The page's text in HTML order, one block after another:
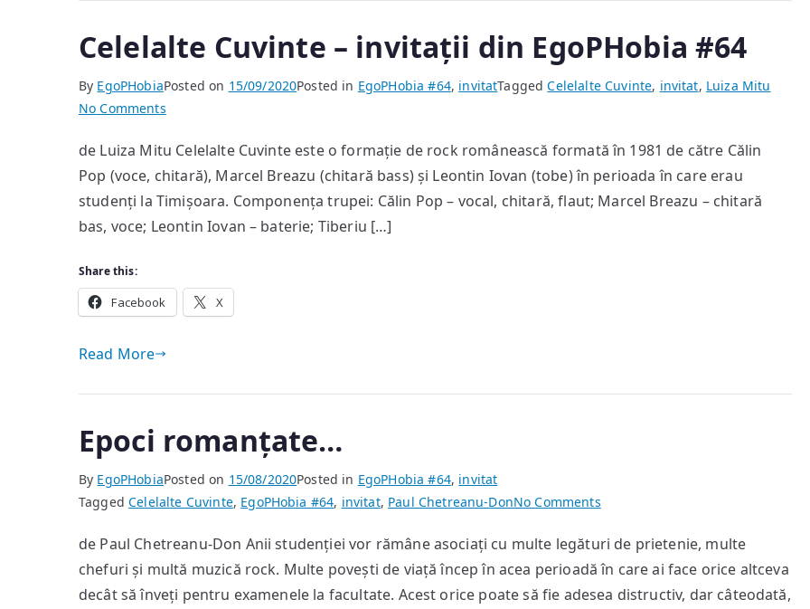
care
intersectau
căutând
simfonia
devenirii
Celelalte Cuvinte – invitații din EgoPHobia #64
By EgoPHobiaPosted on 15/09/2020Posted in EgoPHobia #64, invitatTaggedCelelalte Cuvinte, invitat, Luiza Mitu
No Commentson
Cuvinte
–
invitații
din
de Luiza Mitu Celelalte Cuvinte este o formație de rock românească formată în 1981 de către Călin
Pop (voce, chitară), Marcel Breazu (chitară bass) și Leontin Iovan (tobe) în perioada în care erau
studenți la Timișoara. Componența trupei: Călin Pop – vocal, chitară, flaut; Marcel Breazu – chitară
bas, voce; Leontin Iovan – baterie; Tiberiu […]
Share this:
Facebook X
Read More
Epoci romanțate…
By EgoPHobiaPosted on 15/08/2020Posted in EgoPHobia #64, invitat
TaggedCelelalte Cuvinte, EgoPHobia #64, invitat, Paul Chetreanu-DonNo Commentson
romanțate…
de Paul Chetreanu-Don Anii studenției vor rămâne asociați cu multe legături de prietenie, multe
chefuri și multă muzică rock. Multe povești de viață încep în acea perioadă în care ai face orice altceva
decât să înveți pentru examenele la facultate. Acest orice poate să fie adesea distructiv, dar câteodată,